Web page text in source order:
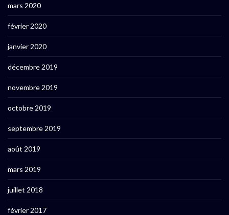
mars 2020
février 2020
janvier 2020
décembre 2019
novembre 2019
octobre 2019
septembre 2019
août 2019
mars 2019
juillet 2018
février 2017